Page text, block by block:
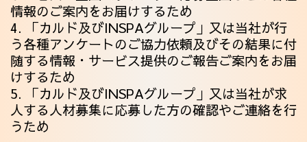
情報のご案内をお届けするため
4. 「カルド及びINSPAグループ」又は当社が行
う各種アンケートのご協力依頼及びその結果に付
随する情報・サービス提供のご報告ご案内をお届
けするため
5. 「カルド及びINSPAグループ」又は当社が求
人する人材募集に応募した方の確認やご連絡を行
うため